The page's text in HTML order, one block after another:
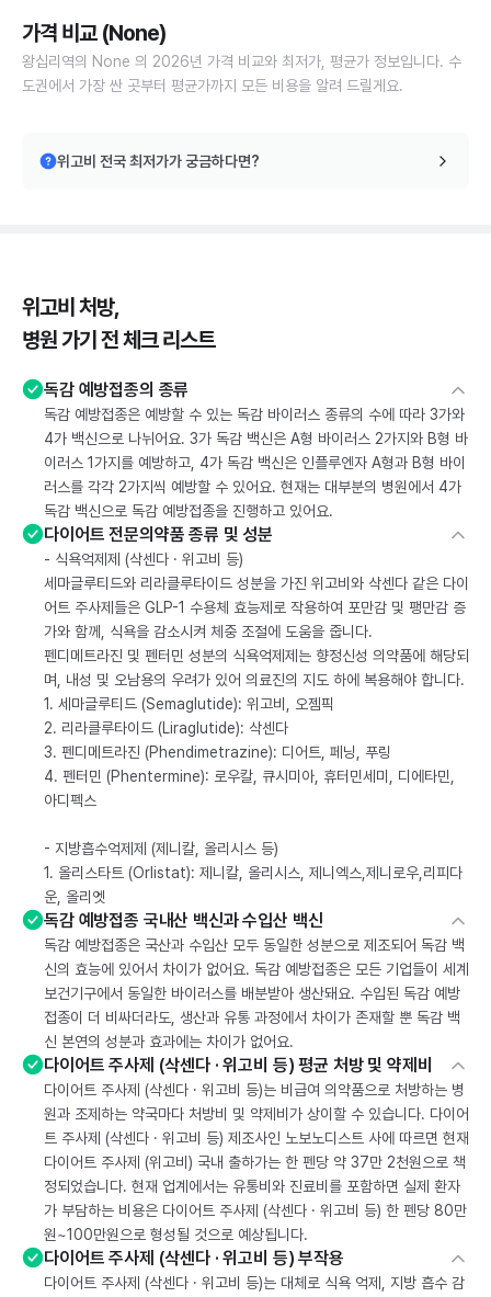
가격 비교 (None)
왕십리역의 None 의 2026년 가격 비교와 최저가, 평균가 정보입니다. 수
도권에서 가장 싼 곳부터 평균가까지 모든 비용을 알려 드릴게요.
위고비 전국 최저가가 궁금하다면?
위고비 처방,
병원 가기 전 체크 리스트
독감 예방접종의 종류
독감 예방접종은 예방할 수 있는 독감 바이러스 종류의 수에 따라 3가와
4가 백신으로 나뉘어요. 3가 독감 백신은 A형 바이러스 2가지와 B형 바
이러스 1가지를 예방하고, 4가 독감 백신은 인플루엔자 A형과 B형 바이
러스를 각각 2가지씩 예방할 수 있어요. 현재는 대부분의 병원에서 4가
독감 백신으로 독감 예방접종을 진행하고 있어요.
다이어트 전문의약품 종류 및 성분
- 식욕억제제 (삭센다 · 위고비 등)
세마글루티드와 리라클루타이드 성분을 가진 위고비와 삭센다 같은 다이
어트 주사제들은 GLP-1 수용체 효능제로 작용하여 포만감 및 팽만감 증
가와 함께, 식욕을 감소시켜 체중 조절에 도움을 줍니다.
펜디메트라진 및 펜터민 성분의 식욕억제제는 향정신성 의약품에 해당되
며, 내성 및 오남용의 우려가 있어 의료진의 지도 하에 복용해야 합니다.
1. 세마글루티드 (Semaglutide): 위고비, 오젬픽
2. 리라클루타이드 (Liraglutide): 삭센다
3. 펜디메트라진 (Phendimetrazine): 디어트, 페닝, 푸링
4. 펜터민 (Phentermine): 로우칼, 큐시미아, 휴터민세미, 디에타민,
아디펙스
- 지방흡수억제제 (제니칼, 올리시스 등)
1. 올리스타트 (Orlistat): 제니칼, 올리시스, 제니엑스,제니로우,리피다
운, 올리엣
독감 예방접종 국내산 백신과 수입산 백신
독감 예방접종은 국산과 수입산 모두 동일한 성분으로 제조되어 독감 백
신의 효능에 있어서 차이가 없어요. 독감 예방접종은 모든 기업들이 세계
보건기구에서 동일한 바이러스를 배분받아 생산돼요. 수입된 독감 예방
접종이 더 비싸더라도, 생산과 유통 과정에서 차이가 존재할 뿐 독감 백
신 본연의 성분과 효과에는 차이가 없어요.
다이어트 주사제 (삭센다 · 위고비 등) 평균 처방 및 약제비
다이어트 주사제 (삭센다 · 위고비 등)는 비급여 의약품으로 처방하는 병
원과 조제하는 약국마다 처방비 및 약제비가 상이할 수 있습니다. 다이어
트 주사제 (삭센다 · 위고비 등) 제조사인 노보노디스트 사에 따르면 현재
다이어트 주사제 (위고비) 국내 출하가는 한 펜당 약 37만 2천원으로 책
정되었습니다. 현재 업계에서는 유통비와 진료비를 포함하면 실제 환자
가 부담하는 비용은 다이어트 주사제 (삭센다 · 위고비 등) 한 펜당 80만
원~100만원으로 형성될 것으로 예상됩니다.
다이어트 주사제 (삭센다 · 위고비 등) 부작용
다이어트 주사제 (삭센다 · 위고비 등)는 대체로 식욕 억제, 지방 흡수 감